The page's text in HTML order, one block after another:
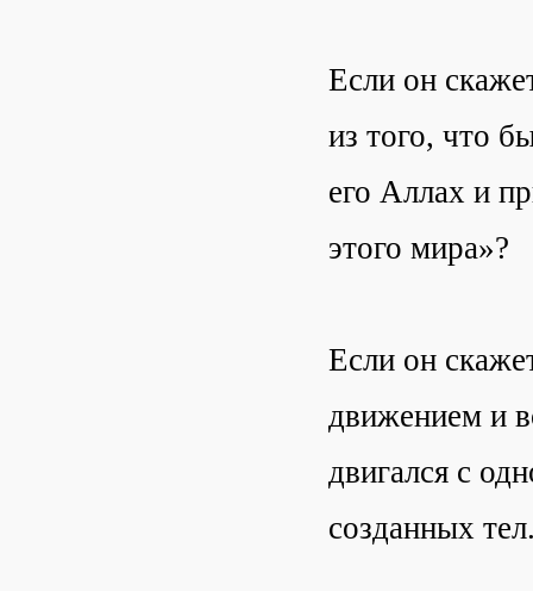
Если он
из того, что
его Аллах и
этого мира»?
Если он
движением и
двигался с
созданных